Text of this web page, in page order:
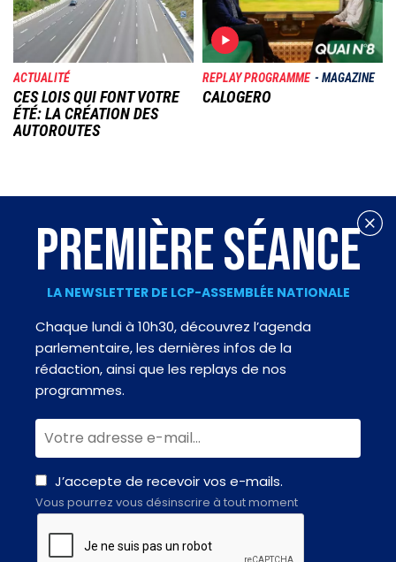
ACTUALITÉ
CES LOIS QUI FONT VOTRE
ÉTÉ: LA CRÉATION DES
AUTOROUTES
REPLAY PROGRAMME MAGAZINE
CALOGERO
PREMIÈRE SÉANCE
LA NEWSLETTER DE LCP-ASSEMBLÉE NATIONALE
Chaque lundi à 10h30, découvrez l’agenda
parlementaire, les dernières infos de la
rédaction, ainsi que les replays de nos
programmes.
J’accepte de recevoir vos e-mails.
Vous pourrez vous désinscrire à tout moment